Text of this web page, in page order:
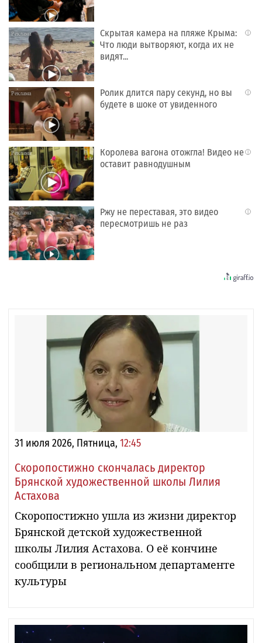
i
Скрытая камера на пляже Крыма:
Что люди вытворяют, когда их не
видят...
i
Ролик длится пару секунд, но вы
будете в шоке от увиденного
i
Королева вагона отожгла! Видео не
оставит равнодушным
i
Ржу не переставая, это видео
пересмотришь не раз
31 июля 2026, Пятница, 12:45
Скоропостижно скончалась директор
Брянской художественной школы Лилия
Астахова
Скоропостижно ушла из жизни директор
Брянской детской художественной
школы Лилия Астахова. О её кончине
сообщили в региональном департаменте
культуры